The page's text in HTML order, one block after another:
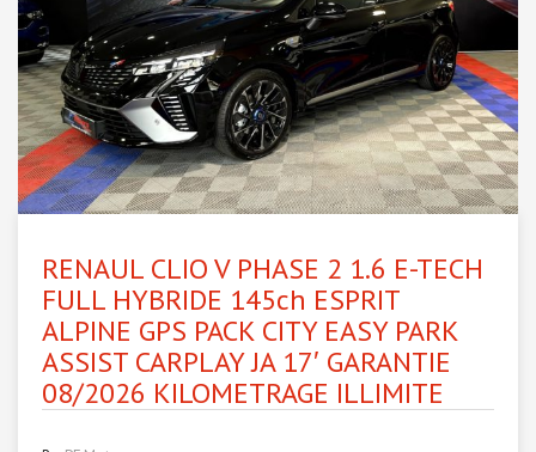
RENAUL CLIO V PHASE 2 1.6 E-TECH
FULL HYBRIDE 145ch ESPRIT
ALPINE GPS PACK CITY EASY PARK
ASSIST CARPLAY JA 17′ GARANTIE
08/2026 KILOMETRAGE ILLIMITE